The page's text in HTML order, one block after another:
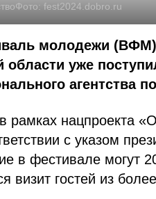
Фото: fest2024.dobro.ru
молодежи
области уже
агентства
рамках нацпроекта
с указом
в фестивале могут
визит гостей из